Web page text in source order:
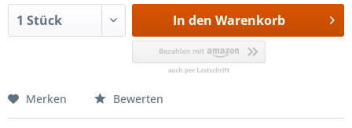
In den Warenkorb
Merken Bewerten